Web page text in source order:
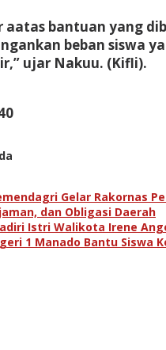
aatas bantuan yang
beban siswa
ujar Nakuu. (Kifli).
Gelar Rakornas
dan Obligasi Daerah
Istri Walikota Irene
1 Manado Bantu Siswa